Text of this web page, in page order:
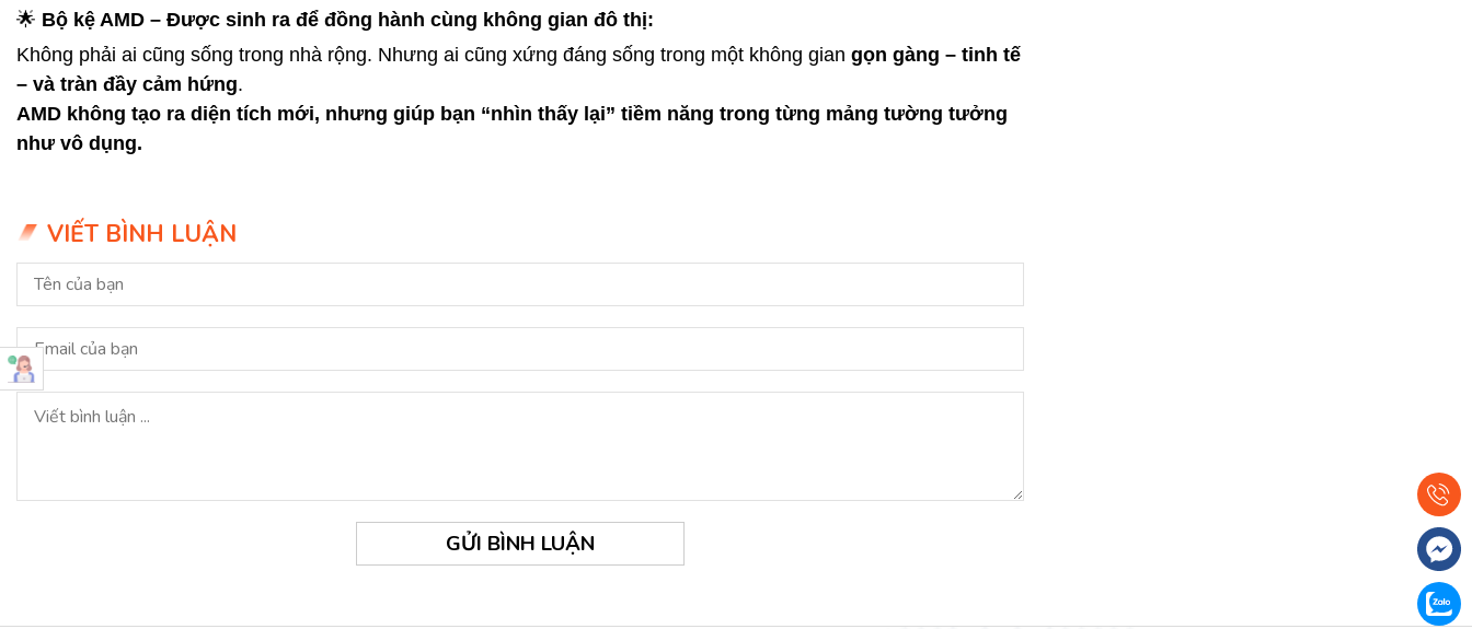
🌟 Bộ kệ AMD – Được sinh ra để đồng hành cùng không gian đô thị:
Không phải ai cũng sống trong nhà rộng. Nhưng ai cũng xứng đáng sống trong một không gian gọn gàng – tinh tế
– và tràn đầy cảm hứng.
AMD không tạo ra diện tích mới, nhưng giúp bạn “nhìn thấy lại” tiềm năng trong từng mảng tường tưởng
như vô dụng.
VIẾT BÌNH LUẬN
GỬI BÌNH LUẬN